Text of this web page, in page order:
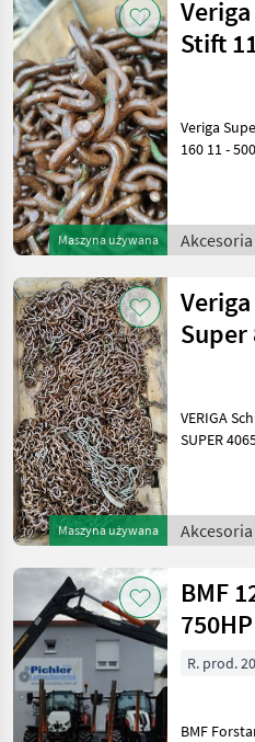
Maszyna używana
Stift
Veriga
160 11 - 500/45-22.5 - 11mm
Haftung
Maszyna używana
Super
VERIGA
SUPER 4065 - 500/45-
445/65-
440/65-2
BMF
R. prod.
BMF